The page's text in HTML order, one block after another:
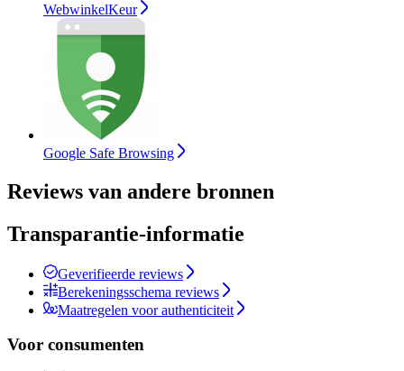
WebwinkelKeur
Google Safe Browsing
Reviews van andere bronnen
Transparantie-informatie
Geverifieerde reviews
Berekeningsschema reviews
Maatregelen voor authenticiteit
Voor consumenten